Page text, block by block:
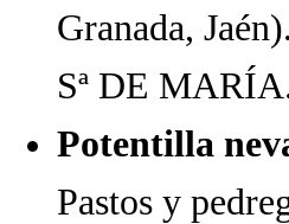
Granada, Jaén).
Sª DE
Potentilla
Pastos y